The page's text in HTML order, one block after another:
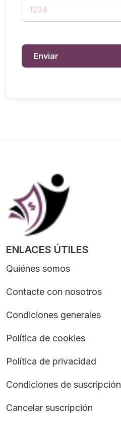
ENLACES ÚTILES
Quiénes somos
Contacte con nosotros
Condiciones generales
Política de cookies
Política de privacidad
Condiciones de suscripción
Cancelar suscripción